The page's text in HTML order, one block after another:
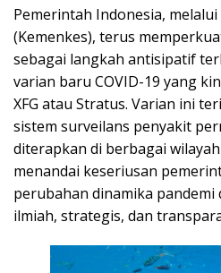
Pemerintah Indonesia,
(Kemenkes), terus
sebagai langkah antisipatif
varian baru COVID-19 yang
XFG atau Stratus. Varian ini
sistem surveilans penyakit
diterapkan di berbagai
menandai keseriusan
perubahan dinamika pandemi
ilmiah, strategis, dan